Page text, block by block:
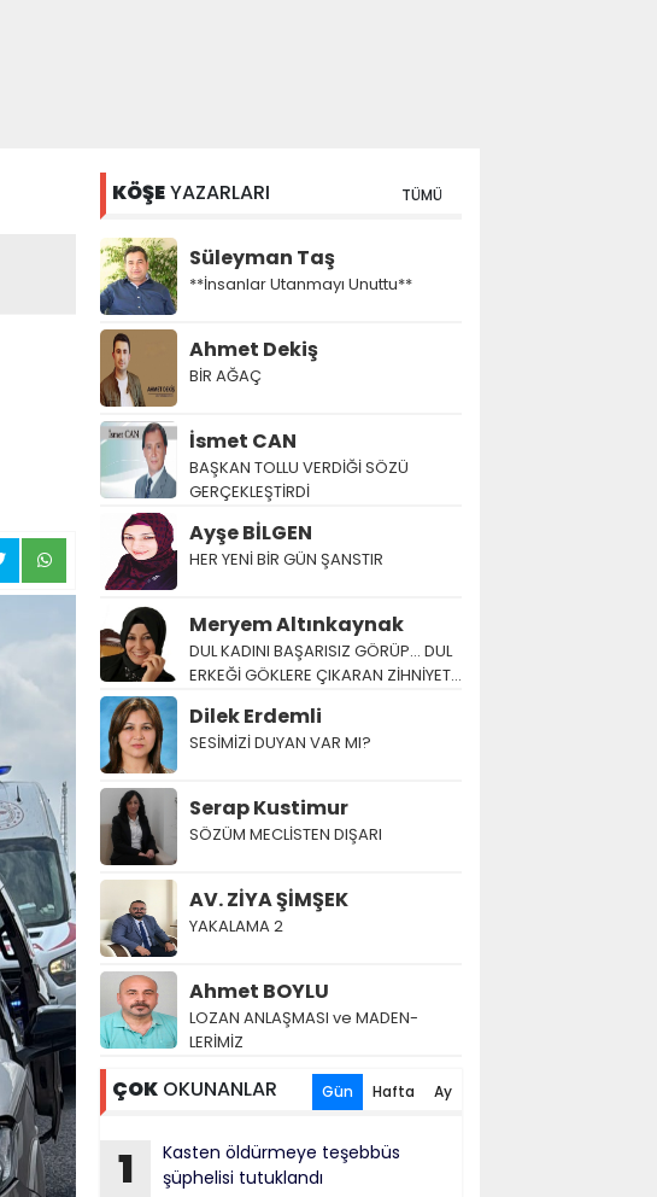
KÖŞEYAZARLARI TÜMÜ
Süleyman Taş
**İnsanlar Utanmayı Unuttu**
Ahmet Dekiş
BİR AĞAÇ
İsmet CAN
BAŞKAN TOLLU VERDİĞİ SÖZÜ
GERÇEKLEŞTİRDİ
Ayşe BİLGEN
HER YENİ BİR GÜN ŞANSTIR
Meryem Altınkaynak
DUL KADINI BAŞARISIZ GÖRÜP… DUL
ERKEĞİ GÖKLERE ÇIKARAN ZİHNİYET…
Dilek Erdemli
SESİMİZİ DUYAN VAR MI?
Serap Kustimur
SÖZÜM MECLİSTEN DIŞARI
AV. ZİYA ŞİMŞEK
YAKALAMA 2
Ahmet BOYLU
LOZAN AN­LAŞ­MA­SI ve MA­DEN­
LERİMİZ
ÇOK OKUNANLAR Gün Hafta Ay
1
Kasten öldürmeye teşebbüs
şüphelisi tutuklandı